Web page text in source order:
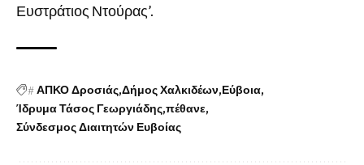
Ευστράτιος Ντούρας’.
#ΑΠΚΟ Δροσιάς Δήμος Χαλκιδέων Εύβοια
Ίδρυμα Τάσος Γεωργιάδης πέθανε
Σύνδεσμος Διαιτητών Ευβοίας